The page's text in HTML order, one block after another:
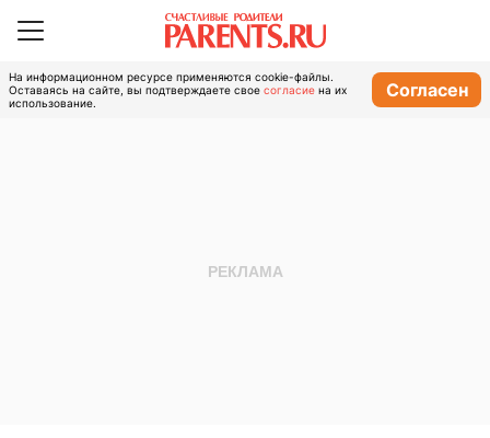
На информационном ресурсе применяются cookie-файлы.
Оставаясь на сайте, вы подтверждаете свое согласие на их
использование.
Согласен